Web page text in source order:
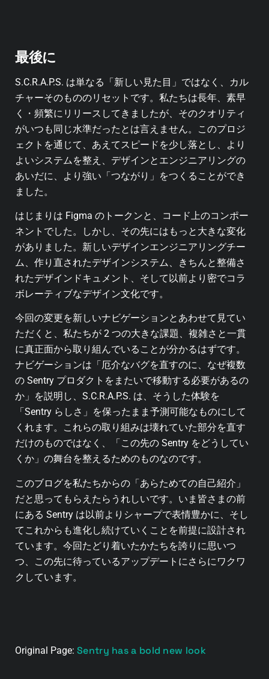
最後に
S.C.R.A.P.S. は単なる「新しい見た目」ではなく、カル
チャーそのもののリセットです。私たちは長年、素早
く・頻繁にリリースしてきましたが、そのクオリティ
がいつも同じ水準だったとは言えません。このプロジ
ェクトを通じて、あえてスピードを少し落とし、より
よいシステムを整え、デザインとエンジニアリングの
あいだに、より強い「つながり」をつくることができ
ました。
はじまりは Figma のトークンと、コード上のコンポー
ネントでした。しかし、その先にはもっと大きな変化
がありました。新しいデザインエンジニアリングチー
ム、作り直されたデザインシステム、きちんと整備さ
れたデザインドキュメント、そして以前より密でコラ
ボレーティブなデザイン文化です。
今回の変更を新しいナビゲーションとあわせて見てい
ただくと、私たちが 2 つの大きな課題、複雑さと一貫
に真正面から取り組んでいることが分かるはずです。
ナビゲーションは「厄介なバグを直すのに、なぜ複数
の Sentry プロダクトをまたいで移動する必要があるの
か」を説明し、S.C.R.A.P.S. は、そうした体験を
「Sentry らしさ」を保ったまま予測可能なものにして
くれます。これらの取り組みは壊れていた部分を直す
だけのものではなく、「この先の Sentry をどうしてい
くか」の舞台を整えるためのものなのです。
このブログを私たちからの「あらためての自己紹介」
だと思ってもらえたらうれしいです。いま皆さまの前
にある Sentry は以前よりシャープで表情豊かに、そし
てこれからも進化し続けていくことを前提に設計され
ています。今回たどり着いたかたちを誇りに思いつ
つ、この先に待っているアップデートにさらにワクワ
クしています。
Original Page: Sentry has a bold new look